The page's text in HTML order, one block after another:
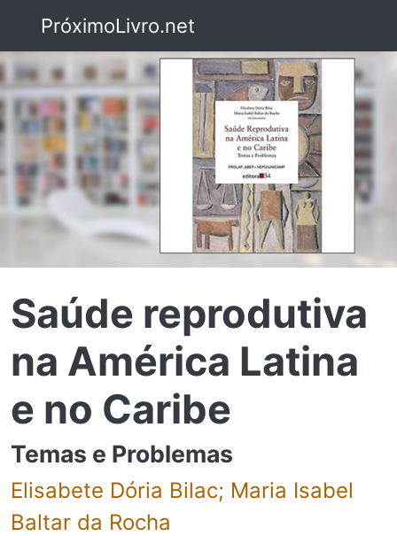
PróximoLivro.net
Saúde reprodutiva
na América Latina
e no Caribe
Temas e Problemas
Elisabete Dória Bilac; Maria Isabel
Baltar da Rocha